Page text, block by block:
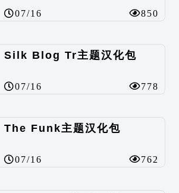
07/16 850
Silk Blog Tr主题汉化包
07/16 778
The Funk主题汉化包
07/16 762